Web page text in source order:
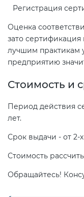
Регистрация
Оценка
зато
лучшим практикам
предприятию
Стоимость и
Период действия
лет.
Срок выдачи - от 2-
Стоимость
Обращайтесь!